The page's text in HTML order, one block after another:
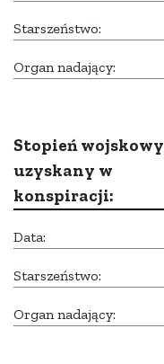
Starszeństwo:
Organ nadający:
Stopień wojskowy
uzyskany w
konspiracji:
Data:
Starszeństwo:
Organ nadający: